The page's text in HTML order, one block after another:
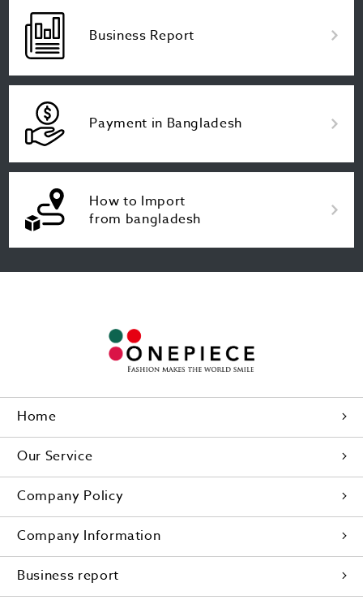
Business Report
Payment in Bangladesh
How to Import
from bangladesh
Home
Our Service
Company Policy
Company Information
Business report